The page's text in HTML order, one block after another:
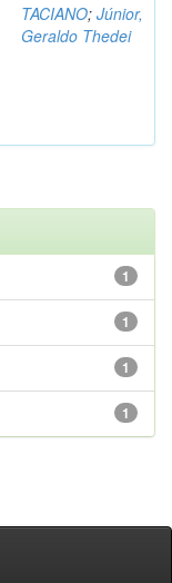
TACIANO; Júnior,
Geraldo Thedei
1
1
1
1